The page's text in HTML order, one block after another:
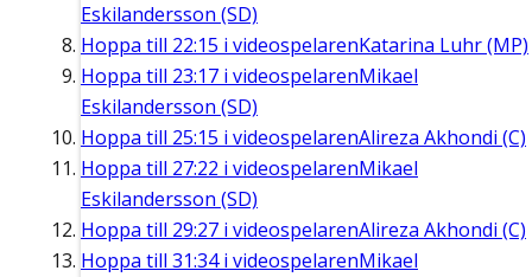
Eskilandersson (SD)
Hoppa till 22:15 i videospelarenKatarina Luhr (MP)
Hoppa till 23:17 i videospelarenMikael
Eskilandersson (SD)
Hoppa till 25:15 i videospelarenAlireza Akhondi (C)
Hoppa till 27:22 i videospelarenMikael
Eskilandersson (SD)
Hoppa till 29:27 i videospelarenAlireza Akhondi (C)
Hoppa till 31:34i videospelarenMikael